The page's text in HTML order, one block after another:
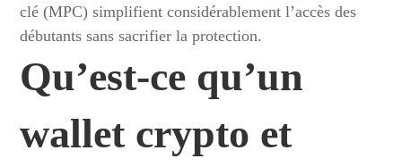
clé (MPC) simplifient considérablement l’accès des
débutants sans sacrifier la protection.
Qu’est-ce qu’un
wallet crypto et